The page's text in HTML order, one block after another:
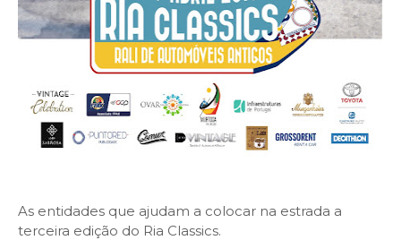
As entidades que ajudam a colocar na estrada a
terceira edição do Ria Classics.